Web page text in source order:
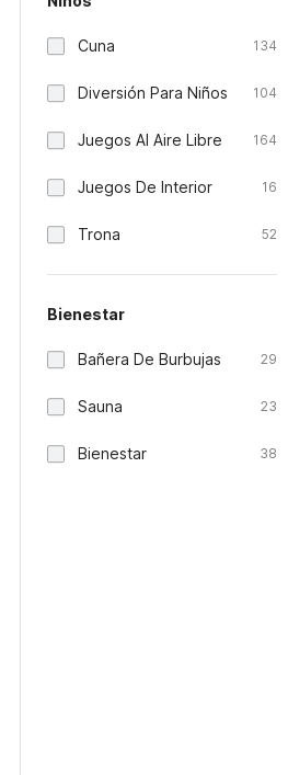
Cuna 134
Diversión Para Niños 104
Juegos Al Aire Libre 164
Juegos De Interior 16
Trona 52
Bienestar
Bañera De Burbujas 29
Sauna 23
Bienestar 38